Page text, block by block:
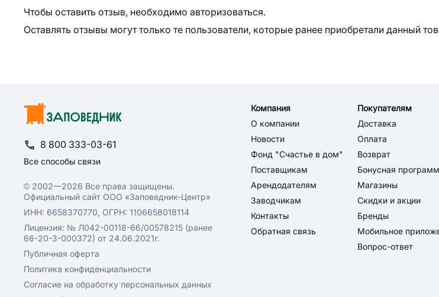
Чтобы оставить отзыв, необходимо авторизоваться.
Оставлять отзывы могут только те пользователи, которые ранее приобретали данный
8 800 333-03-61
Все способы связи
© 2002—2026 Все права защищены.
Официальный сайт ООО «Заповедник-Центр»
ИНН: 6658370770, ОГРН: 1106658018114
Лицензия: № Л042-00118-66/00578215 (ранее
66-20-3-000372) от 24.06.2021г.
Публичная оферта
Политика конфиденциальности
Согласие на обработку персональных данных
Компания
О компании
Новости
Фонд "Счастье в дом"
Поставщикам
Арендодателям
Заводчикам
Контакты
Обратная связь
Покупателям
Доставка
Оплата
Возврат
Бонусная
Магазины
Скидки и акции
Бренды
Мобильное
Вопрос-ответ